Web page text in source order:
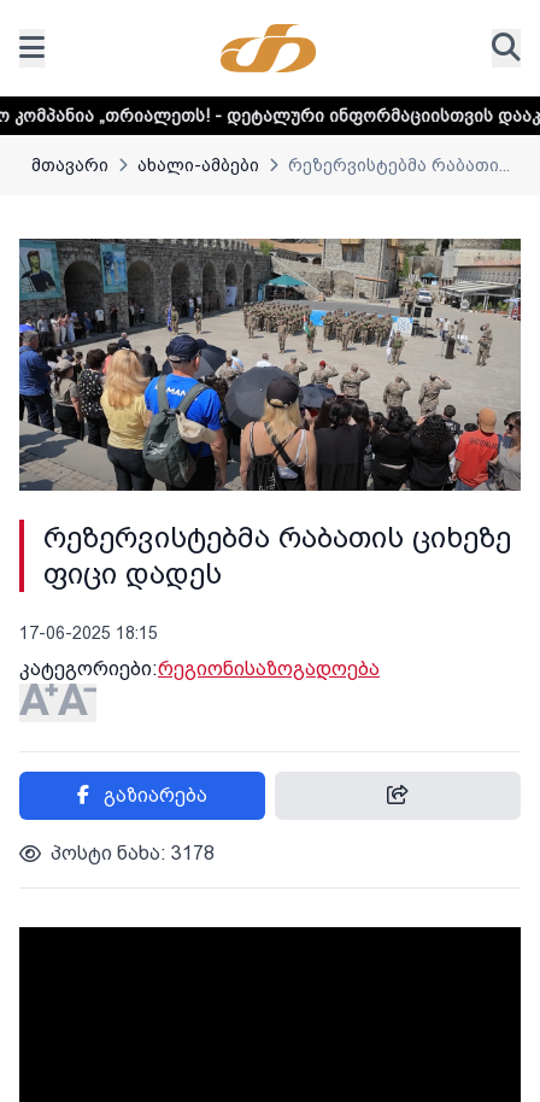
- დეტალური ინფორმაციისთვის დააკლიკეთ ლინკს
მთავარი ახალი-ამბები რეზერვისტებმა რაბათი...
რეზერვისტებმა რაბათის ციხეზე
ფიცი დადეს
17-06-2025 18:15
კატეგორიები:რეგიონისაზოგადოება
გაზიარება
პოსტი ნახა: 3178